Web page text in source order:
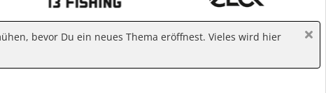
bevor Du ein neues Thema eröffnest. Vieles wird hier